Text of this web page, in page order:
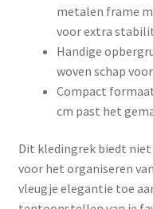
metalen frame
voor extra
Handige
woven schap
Compact
cm past het
Dit kledingrek biedt
voor het organiseren
vleugje elegantie toe